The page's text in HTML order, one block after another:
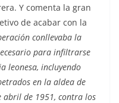
Y comenta la gran
de acabar con la
conllevaba la
para infiltrarse
leonesa, incluyendo
en la aldea de
abril de 1951, contra los